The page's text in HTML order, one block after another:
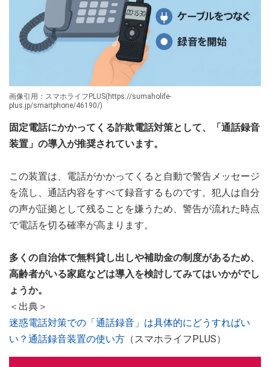
画像引用：スマホライフPLUS(https://sumaholife-
plus.jp/smartphone/46190/)
固定電話にかかってくる詐欺電話対策として、「通話録音
装置」の導入が推奨されています。
この装置は、電話がかかってくると自動で警告メッセージ
を流し、通話内容をすべて録音するものです。犯人は自分
の声が証拠として残ることを嫌うため、警告が流れた時点
で電話を切る確率が高まります。
多くの自治体で無料貸し出しや補助金の制度があるため、
高齢者がいる家庭などは導入を検討してみてはいかがでし
ょうか。
＜出典＞
迷惑電話対策での「通話録音」は具体的にどうすればい
い？通話録音装置の使い方 （スマホライフPLUS）